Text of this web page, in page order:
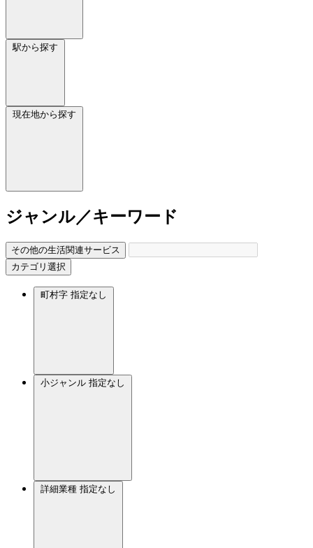
駅から探す
現在地から探す
ジャンル／キーワード
その他の生活関連サービス
カテゴリ選択
町村字 指定なし
小ジャンル 指定なし
詳細業種 指定なし